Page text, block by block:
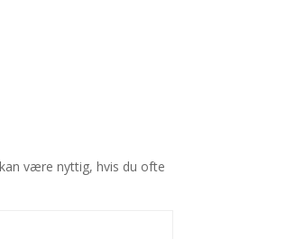
være nyttig, hvis du ofte